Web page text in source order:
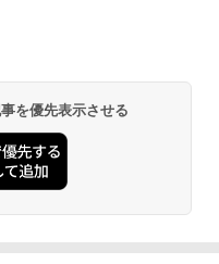
を優先表示させる